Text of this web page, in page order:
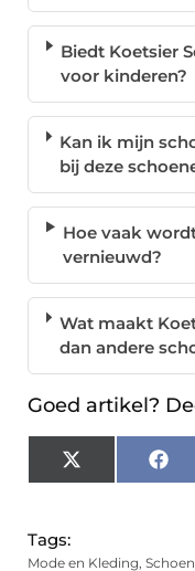
Biedt Koetsier
voor kinderen?
Kan ik mijn
bij deze
Hoe vaak
vernieuwd?
Wat maakt
dan andere
Goed artikel?
X
(Twitter)
Tags:
Mode en Kleding,